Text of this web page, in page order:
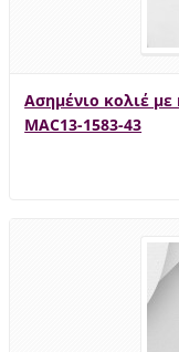
Ασημένιο κολιέ
MAC13-1583-43